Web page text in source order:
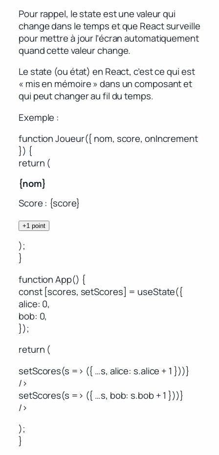
Pour rappel, le state est une valeur qui
change dans le temps et que React surveille
pour mettre à jour l’écran automatiquement
quand cette valeur change.
Le state (ou état) en React, c’est ce qui est
« mis en mémoire » dans un composant et
qui peut changer au fil du temps.
Exemple :
function Joueur({ nom, score, onIncrement
}) {
return (
{nom}
Score : {score}
+1 point
);
}
function App() {
const [scores, setScores] = useState({
alice: 0,
bob: 0,
});
return (
setScores(s => ({ …s, alice: s.alice + 1 }))}
/>
setScores(s => ({ …s, bob: s.bob + 1 }))}
/>
);
}